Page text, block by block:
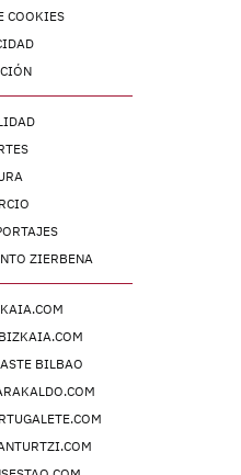
COOKIES
ZIERBENA
BILBAO